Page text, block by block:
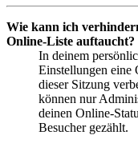
Wie kann ich
Online-Liste auftaucht?
In deinem
Einstellungen eine
dieser Sitzung
können nur
deinen Online-
Besucher gezählt.